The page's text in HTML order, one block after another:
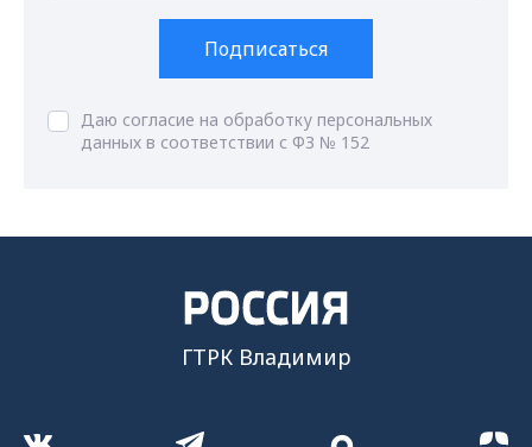
Подписаться
Даю согласие на обработку персональных
данных в соответствии с ФЗ № 152
ГТРК Владимир